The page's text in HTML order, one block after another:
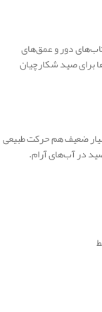
دور و عمق‌های
برای صید شکارچیان
ضعیف هم حرکت طبیعی
در آب‌های آرام.